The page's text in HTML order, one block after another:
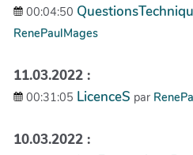
00:04:50
RenePaulMages
11.03.2022 :
00:31:05 LicenceS par
10.03.2022 :